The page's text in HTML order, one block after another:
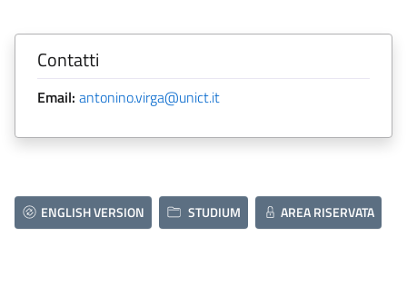
Contatti
Email: antonino.virga@unict.it
ENGLISH VERSION STUDIUM AREA RISERVATA